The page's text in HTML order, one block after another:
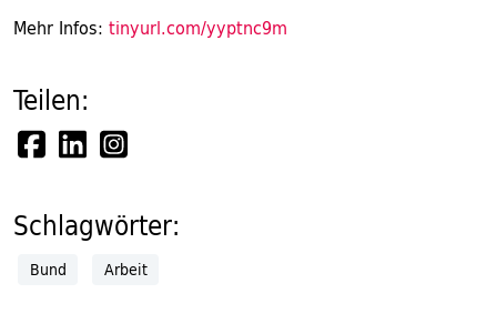
Mehr Infos: tinyurl.com/yyptnc9m
Teilen:
Schlagwörter:
Bund Arbeit